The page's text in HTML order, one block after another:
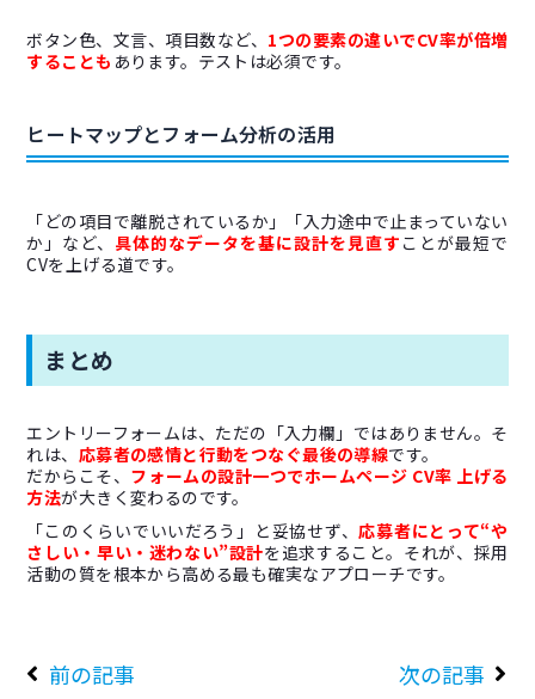
ボタン色、文言、項目数など、 1つの要素の違いでCV率が倍増
することも あります。テストは必須です。
ヒートマップとフォーム分析の活用
「どの項目で離脱されているか」「入力途中で止まっていない
か」など、 具体的なデータを基に設計を見直す ことが最短で
CVを上げる道です。
まとめ
エントリーフォームは、ただの「入力欄」ではありません。そ
れは、 応募者の感情と行動をつなぐ最後の導線です。
だからこそ、 フォームの設計一つでホームページ CV率 上げる
方法が大きく変わるのです。
「このくらいでいいだろう」と妥協せず、応募者にとって“や
さしい・早い・迷わない”設計を追求すること。それが、採用
活動の質を根本から高める最も確実なアプローチです。
前の記事 次の記事